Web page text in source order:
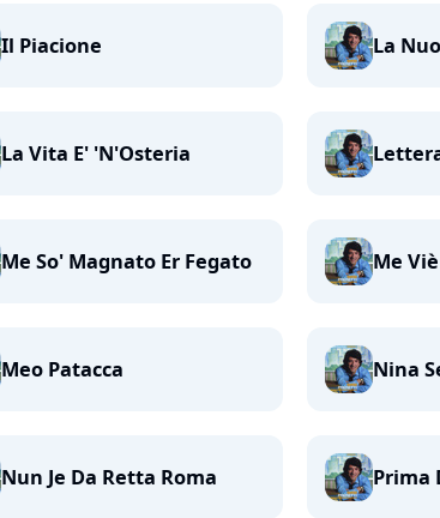
Il Piacione La
La Vita E' 'N'Osteria
Me So' Magnato Er Fegato Me
Meo Patacca Nina
Nun Je Da Retta Roma Prima